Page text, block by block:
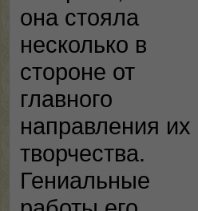
она стояла
несколько в
стороне от
главного
направления их
творчества.
Гениальные